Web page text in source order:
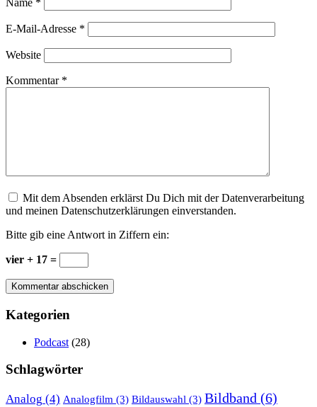
Name *
E-Mail-Adresse *
Website
Kommentar *
Mit dem Absenden erklärst Du Dich mit der Datenverarbeitung
und meinen Datenschutzerklärungen einverstanden.
Bitte gib eine Antwort in Ziffern ein:
vier + 17 =
Kategorien
Podcast (28)
Schlagwörter
Analog (4) Analogfilm (3) Bildauswahl (3) Bildband (6)